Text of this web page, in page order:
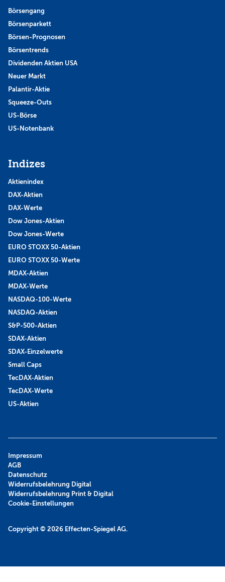
Börsengang
Börsenparkett
Börsen-Prognosen
Börsentrends
Dividenden Aktien USA
Neuer Markt
Palantir-Aktie
Squeeze-Outs
US-Börse
US-Notenbank
Indizes
Aktienindex
DAX-Aktien
DAX-Werte
Dow Jones-Aktien
Dow Jones-Werte
EURO STOXX 50-Aktien
EURO STOXX 50-Werte
MDAX-Aktien
MDAX-Werte
NASDAQ-100-Werte
NASDAQ-Aktien
S&P-500-Aktien
SDAX-Aktien
SDAX-Einzelwerte
Small Caps
TecDAX-Aktien
TecDAX-Werte
US-Aktien
Copyright © 2026 Effecten-Spiegel AG.
Impressum
AGB
Datenschutz
Widerrufsbelehrung Digital
Widerrufsbelehrung Print & Digital
Cookie-Einstellungen